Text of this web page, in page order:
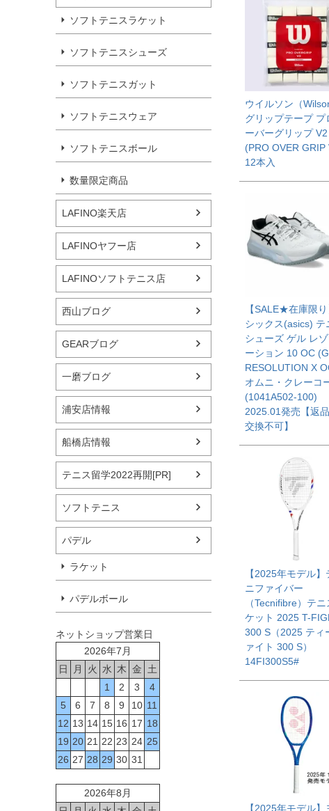
ソフトテニスラケット
ソフトテニスシューズ
ソフトテニスガット
ソフトテニスウェア
ソフトテニスボール
数量限定商品
LAFINO楽天店
LAFINOヤフー店
LAFINOソフトテニス店
西山ブログ
GEARブログ
一磨ブログ
浦安店情報
船橋店情報
テニス留学2022再開[PR]
ソフトテニス
パデル
ラケット
パデルボール
ネットショップ営業日
2026年7月
日
月 火 水 木 金
土
1
2 3
4
5
6 7 8 9 10 11
12 13 14 15 16 17 18
19 20 21 22 23 24 25
26 27 28 29 30 31
2026年8月
ウイルソン（
グリップテープ プ
ーバーグリップ V2
(PRO OVER GRIP
12本入
【SALE★在庫限
シックス(asics) テ
シューズ ゲル レ
ーション 10 OC
RESOLUTION X
オムニ・クレーコ
(1041A502-100)
2025.01発売【返品
交換不可】
【2025年モデル】
ニファイバー
（Tecnifibre）テニ
ケット 2025 T-
300 S（2025 ティ
ァイト 300 S）
14FI300S5#
【2025年モデル】